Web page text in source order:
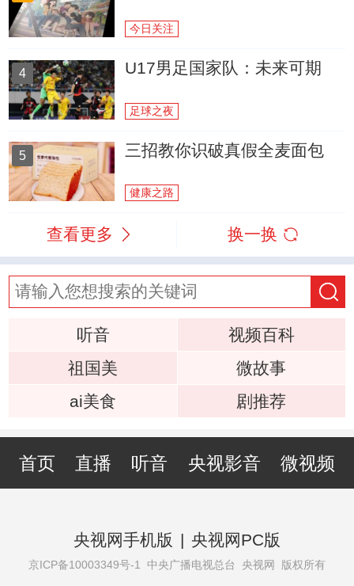
今日关注
4 U17男足国家队：未来可期
足球之夜
5 三招教你识破真假全麦面包
健康之路
查看更多 换一换
听音
视频百科
祖国美
微故事
ai美食
剧推荐
首页 直播 听音 央视影音 微视频
央视网手机版 | 央视网PC版
京ICP备10003349号-1 中央广播电视总台 央视网 版权所有